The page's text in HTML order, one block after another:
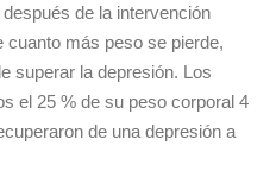
de la intervención
cuanto más peso se pierde,
superar la depresión. Los
el 25 % de su peso corporal 4
de una depresión a